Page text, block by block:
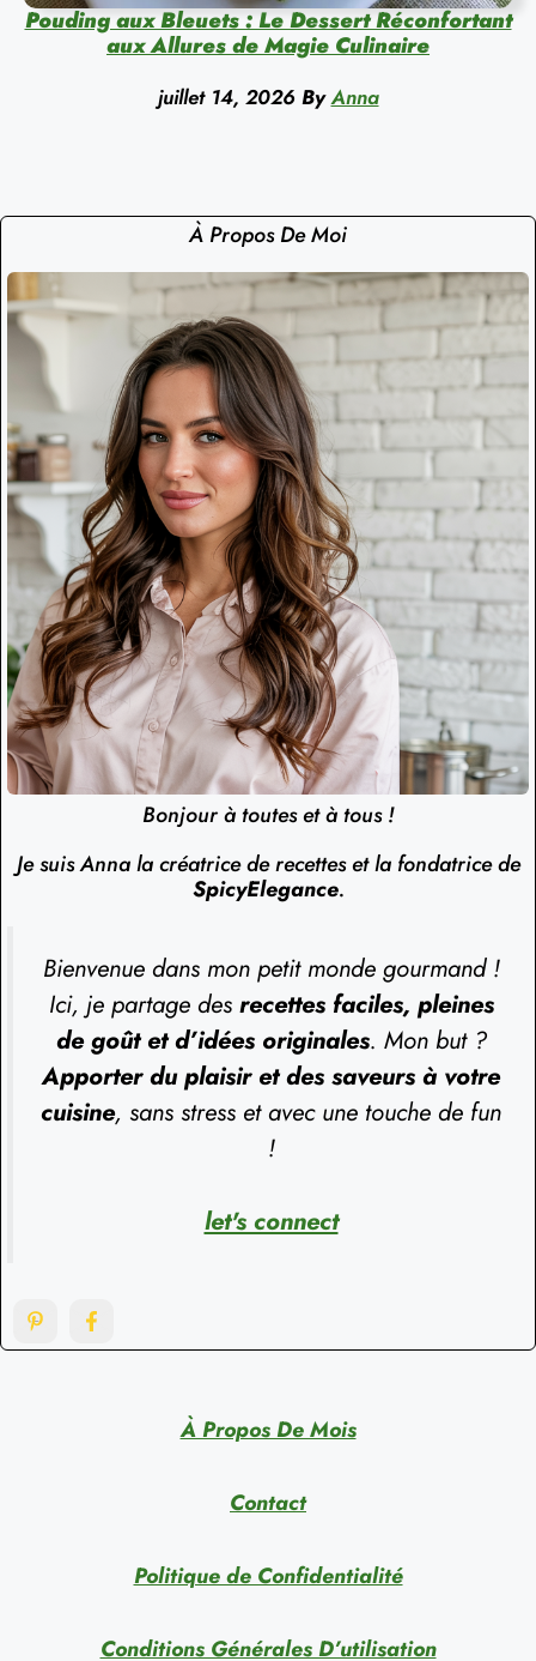
Pouding aux Bleuets : Le Dessert Réconfortant
aux Allures de Magie Culinaire
juillet 14, 2026 By Anna
À Propos De Moi
Bonjour à toutes et à tous !
Je suis Anna la créatrice de recettes et la fondatrice de
SpicyElegance.
Bienvenue dans mon petit monde gourmand !
Ici, je partage des recettes faciles, pleines
de goût et d’idées originales. Mon but ?
Apporter du plaisir et des saveurs à votre
cuisine, sans stress et avec une touche de fun
!
let's connect
À Propos De Mois
Contact
Politique de Confidentialité
Conditions Générales D’utilisation